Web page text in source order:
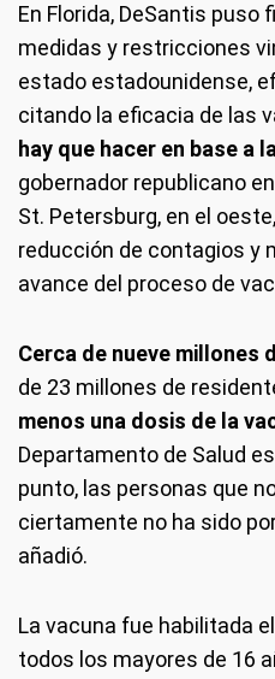
En Florida, DeSantis puso
medidas y restricciones
estado estadounidense,
citando la eficacia de las
hay que hacer en base a
gobernador republicano
St. Petersburg, en el
reducción de contagios y
avance del proceso de
Cerca de nueve millones
de 23 millones de
menos una dosis de la
Departamento de Salud
punto, las personas que
ciertamente no ha sido
añadió.
La vacuna fue habilitada
todos los mayores de 16